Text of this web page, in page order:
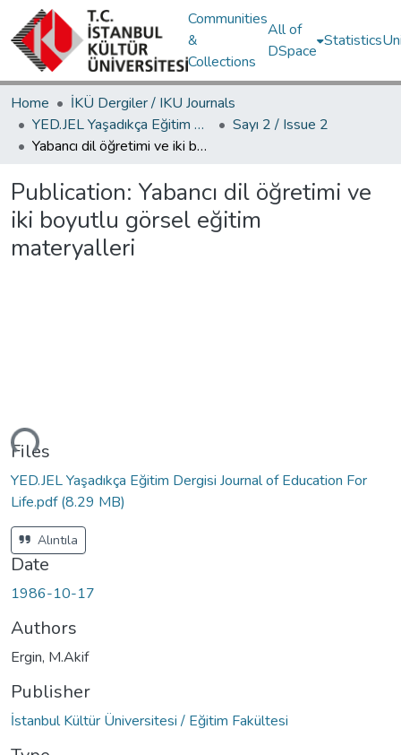
Communities
&
Collections
All of
DSpace
Statistics
Home
İKÜ Dergiler / IKU Journals
YED.JEL Yaşadıkça Eğitim Dergisi / Journal of Education For Life
Sayı 2 / Issue 2
Yabancı dil öğretimi ve iki boyutlu görsel eğitim materyalleri
Publication: Yabancı dil öğretimi ve
iki boyutlu görsel eğitim
materyalleri
Files
YED.JEL Yaşadıkça Eğitim Dergisi Journal of Education For
Life.pdf(8.29 MB)
Alıntıla
Date
1986-10-17
Authors
Ergin, M.Akif
Publisher
İstanbul Kültür Üniversitesi / Eğitim Fakültesi